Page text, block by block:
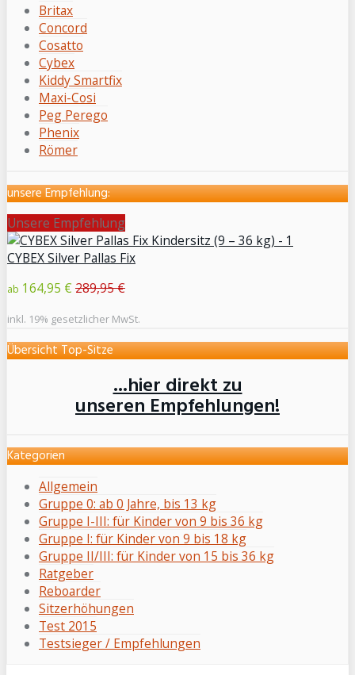
Britax
Concord
Cosatto
Cybex
Kiddy Smartfix
Maxi-Cosi
Peg Perego
Phenix
Römer
unsere Empfehlung:
Unsere Empfehlung
CYBEX Silver Pallas Fix
ab 164,95 € 289,95 €
inkl. 19% gesetzlicher MwSt.
Übersicht Top-Sitze
...hier direkt zu
unseren Empfehlungen!
Kategorien
Allgemein
Gruppe 0: ab 0 Jahre, bis 13 kg
Gruppe I-III: für Kinder von 9 bis 36 kg
Gruppe I: für Kinder von 9 bis 18 kg
Gruppe II/III: für Kinder von 15 bis 36 kg
Ratgeber
Reboarder
Sitzerhöhungen
Test 2015
Testsieger / Empfehlungen